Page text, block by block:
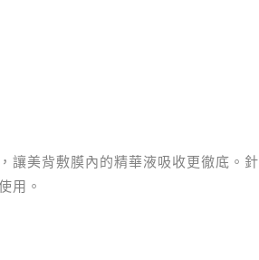
讓美背敷膜內的精華液吸收更徹底。針
用。